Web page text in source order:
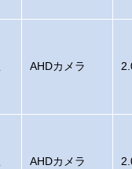
AHDカメラ
AHDカメラ